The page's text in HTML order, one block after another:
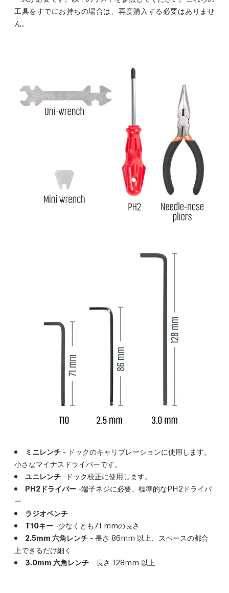
工具をすでにお持ちの場合は、再度購入する必要はありませ
ん。
ミニレンチ - ドックのキャリブレーションに使用します。
小さなマイナスドライバーです。
ユニレンチ -ドック校正に使用します。
PH2ドライバー -端子ネジに必要、標準的なPH2ドライバ
ー
ラジオペンチ
T10キー -少なくとも71 mmの長さ
2.5mm 六角レンチ - 長さ 86mm 以上、スペースの都合
上できるだけ細く
3.0mm 六角レンチ - 長さ 128mm 以上